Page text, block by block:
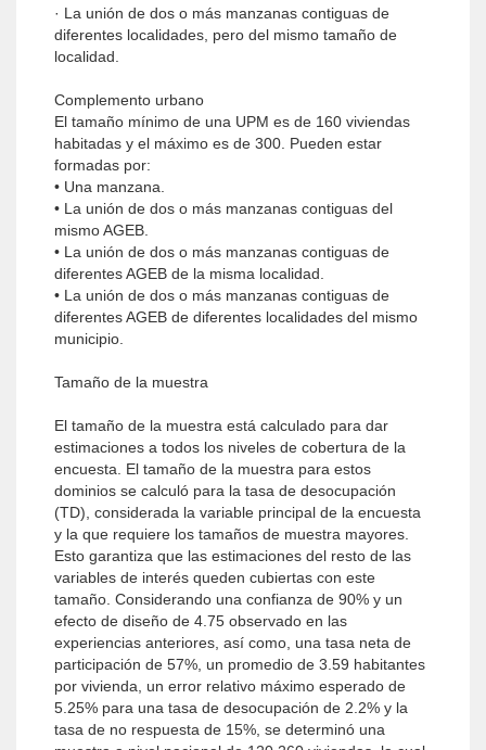
· La unión de dos o más manzanas contiguas de
diferentes localidades, pero del mismo tamaño de
localidad.
Complemento urbano
El tamaño mínimo de una UPM es de 160 viviendas
habitadas y el máximo es de 300. Pueden estar
formadas por:
• Una manzana.
• La unión de dos o más manzanas contiguas del
mismo AGEB.
• La unión de dos o más manzanas contiguas de
diferentes AGEB de la misma localidad.
• La unión de dos o más manzanas contiguas de
diferentes AGEB de diferentes localidades del mismo
municipio.
Tamaño de la muestra
El tamaño de la muestra está calculado para dar
estimaciones a todos los niveles de cobertura de la
encuesta. El tamaño de la muestra para estos
dominios se calculó para la tasa de desocupación
(TD), considerada la variable principal de la encuesta
y la que requiere los tamaños de muestra mayores.
Esto garantiza que las estimaciones del resto de las
variables de interés queden cubiertas con este
tamaño. Considerando una confianza de 90% y un
efecto de diseño de 4.75 observado en las
experiencias anteriores, así como, una tasa neta de
participación de 57%, un promedio de 3.59 habitantes
por vivienda, un error relativo máximo esperado de
5.25% para una tasa de desocupación de 2.2% y la
tasa de no respuesta de 15%, se determinó una